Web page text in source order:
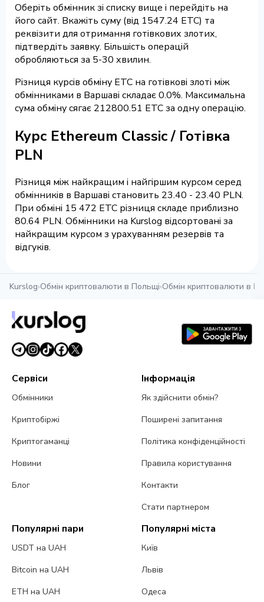
Оберіть обмінник зі списку вище і перейдіть на
його сайт. Вкажіть суму (від 1547.24 ETC) та
реквізити для отримання готівкових злотих,
підтвердіть заявку. Більшість операцій
обробляються за 5-30 хвилин.
Різниця курсів обміну ETC на готівкові злоті між
обмінниками в Варшаві складає 0.0%. Максимальна
сума обміну сягає 212800.51 ETC за одну операцію.
Курс Ethereum Classic / Готівка
PLN
Різниця між найкращим і найгіршим курсом серед
обмінників в Варшаві становить 23.40 - 23.40 PLN.
При обміні 15 472 ETC різниця складе приблизно
80.64 PLN. Обмінники на Kurslog відсортовані за
найкращим курсом з урахуванням резервів та
відгуків.
Kurslog›Обмін криптовалюти в Польщі›Обмін криптовалюти в
Сервіси
Обмінники
Криптобіржі
Криптогаманці
Новини
Блог
Інформація
Як здійснити обмін?
Поширені запитання
Політика конфіденційності
Правила користування
Контакти
Стати партнером
Популярні пари
USDT на UAH
Bitcoin на UAH
ETH на UAH
Популярні міста
Київ
Львів
Одеса